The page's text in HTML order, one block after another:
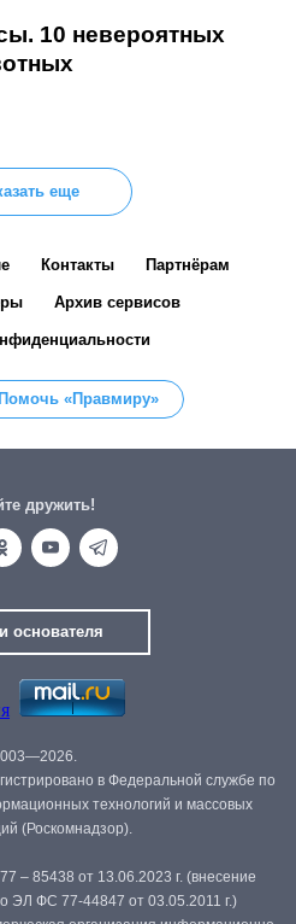
10 невероятных
еще
Контакты Партнёрам
Архив сервисов
Помочь «Правмиру»
дружить!
основателя
в Федеральной службе по
технологий и массовых
(Роскомнадзор).
– 85438 от 13.06.2023 г. (внесение
ЭЛ ФС 77-44847 от 03.05.2011 г.)